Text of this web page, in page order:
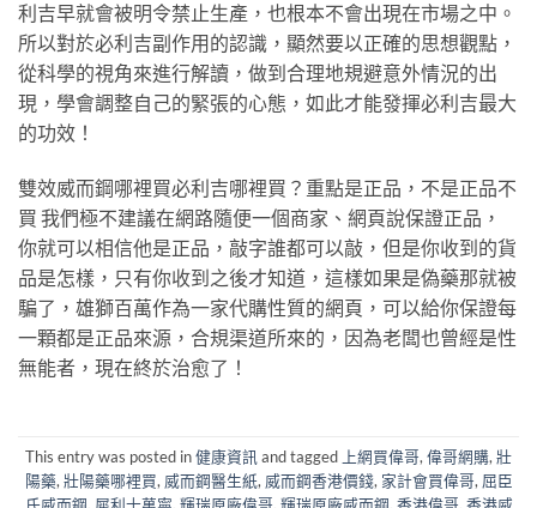
利吉早就會被明令禁止生產，也根本不會出現在市場之中。
所以對於必利吉副作用的認識，顯然要以正確的思想觀點，
從科學的視角來進行解讀，做到合理地規避意外情況的出
現，學會調整自己的緊張的心態，如此才能發揮必利吉最大
的功效！
雙效威而鋼哪裡買必利吉哪裡買？重點是正品，不是正品不
買 我們極不建議在網路隨便一個商家、網頁說保證正品，
你就可以相信他是正品，敲字誰都可以敲，但是你收到的貨
品是怎樣，只有你收到之後才知道，這樣如果是偽藥那就被
騙了，雄獅百萬作為一家代購性質的網頁，可以給你保證每
一顆都是正品來源，合規渠道所來的，因為老闆也曾經是性
無能者，現在終於治愈了！
This entry was posted in健康資訊and tagged 上網買偉哥,偉哥網購,壯
陽藥,壯陽藥哪裡買, 威而鋼醫生紙, 威而鋼香港價錢, 家計會買偉哥, 屈臣